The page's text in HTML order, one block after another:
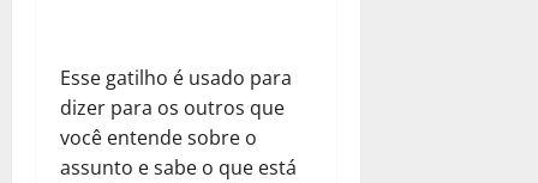
Esse gatilho é usado para
dizer para os outros que
você entende sobre o
assunto e sabe o que está